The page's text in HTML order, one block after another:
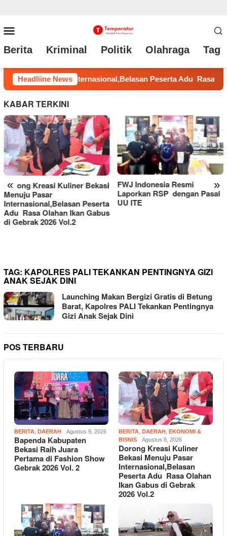
ke
konten
Mobile
Berita Kriminal Politik Olahraga Tag
Headliine News
Olahan Ikan Gabus di Gebrak 2026 Vol.2 FWJ
KABAR TERKINI
« »
FWJ Indonesia Resmi
Laporkan RSP dengan Pasal
UU ITE
TAG: KAPOLRES PALI TEKANKAN PENTINGNYA GIZI
ANAK SEJAK DINI
Launching Makan Bergizi Gratis di Betung
Barat, Kapolres PALI Tekankan Pentingnya
Gizi Anak Sejak Dini
POS TERBARU
BERITA DAERAH Agustus 9, 2026
Bapenda Kabupaten
Bekasi Raih Juara
Pertama di Fashion Show
Gebrak 2026 Vol. 2
BERITA DAERAH
EKONOMI &
BISNIS
Agustus 8, 2026
Dorong Kreasi Kuliner
Bekasi Menuju Pasar
Internasional,Belasan
Peserta Adu Rasa Olahan
Ikan Gabus di Gebrak
2026 Vol.2